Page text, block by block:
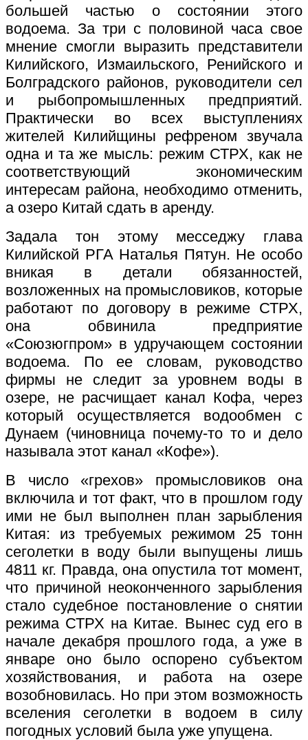
большей частью о состоянии этого
водоема. За три с половиной часа свое
мнение смогли выразить представители
Килийского, Измаильского, Ренийского и
Болградского районов, руководители сел
и рыбопромышленных предприятий.
Практически во всех выступлениях
жителей Килийщины рефреном звучала
одна и та же мысль: режим СТРХ, как не
соответствующий экономическим
интересам района, необходимо отменить,
а озеро Китай сдать в аренду.
Задала тон этому месседжу глава
Килийской РГА Наталья Пятун. Не особо
вникая в детали обязанностей,
возложенных на промысловиков, которые
работают по договору в режиме СТРХ,
она обвинила предприятие
«Союзюгпром» в удручающем состоянии
водоема. По ее словам, руководство
фирмы не следит за уровнем воды в
озере, не расчищает канал Кофа, через
который осуществляется водообмен с
Дунаем (чиновница почему-то то и дело
называла этот канал «Кофе»).
В число «грехов» промысловиков она
включила и тот факт, что в прошлом году
ими не был выполнен план зарыбления
Китая: из требуемых режимом 25 тонн
сеголетки в воду были выпущены лишь
4811 кг. Правда, она опустила тот момент,
что причиной неоконченного зарыбления
стало судебное постановление о снятии
режима СТРХ на Китае. Вынес суд его в
начале декабря прошлого года, а уже в
январе оно было оспорено субъектом
хозяйствования, и работа на озере
возобновилась. Но при этом возможность
вселения сеголетки в водоем в силу
погодных условий была уже упущена.